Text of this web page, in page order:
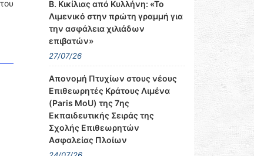
Β. Κικίλιας από Κυλλήνη: «Το
Λιμενικό στην πρώτη γραμμή για
την ασφάλεια χιλιάδων
επιβατών»
27/07/26
Απονομή Πτυχίων στους νέους
Επιθεωρητές Κράτους Λιμένα
(Paris MoU) της 7ης
Εκπαιδευτικής Σειράς της
Σχολής Επιθεωρητών
Ασφαλείας Πλοίων